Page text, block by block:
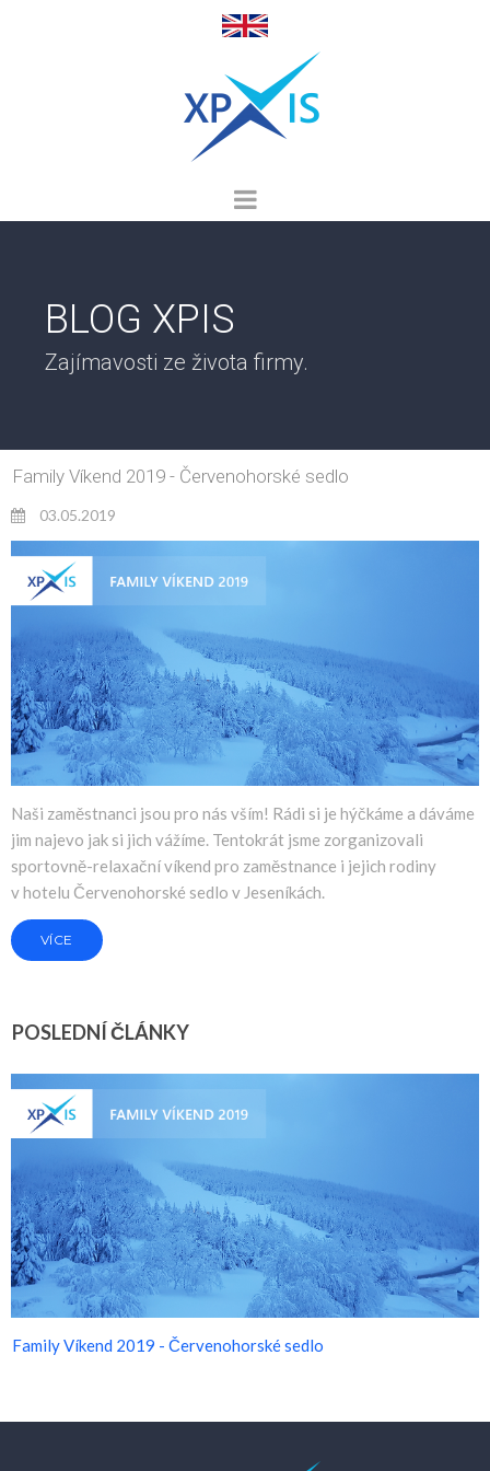
BLOG XPIS
Zajímavosti ze života firmy.
Family Víkend 2019 - Červenohorské sedlo
03.05.2019
Naši zaměstnanci jsou pro nás vším! Rádi si je hýčkáme a dáváme
jim najevo jak si jich vážíme. Tentokrát jsme zorganizovali
sportovně-relaxační víkend pro zaměstnance i jejich rodiny
v hotelu Červenohorské sedlo v Jeseníkách.
VÍCE
POSLEDNÍ ČLÁNKY
Family Víkend 2019 - Červenohorské sedlo